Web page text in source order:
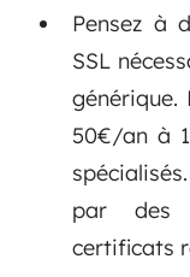
Pensez à
SSL
générique.
50€/an à
par des
certificats